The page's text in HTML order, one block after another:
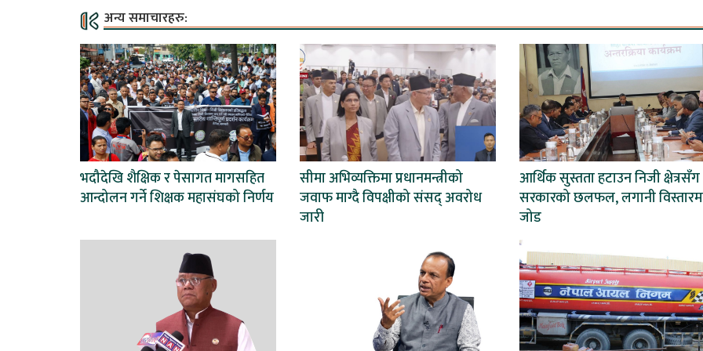
अन्य समाचारहरु:
भदौदेखि शैक्षिक र पेसागत मागसहित
आन्दोलन गर्ने शिक्षक महासंघको निर्णय
सीमा अभिव्यक्तिमा प्रधानमन्त्रीको
जवाफ माग्दै विपक्षीको संसद् अवरोध
जारी
आर्थिक सुस्तता हटाउन निजी क्षेत्रसँग
सरकारको छलफल, लगानी
जोड